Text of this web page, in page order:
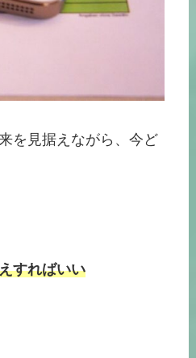
を見据えながら、今ど
すればいい